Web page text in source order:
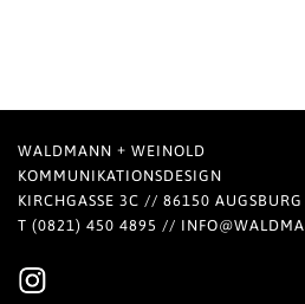
WALDMANN + WEINOLD
KOMMUNIKATIONSDESIGN
KIRCHGASSE 3C // 86150 AUGSBURG
T (0821) 450 4895 //